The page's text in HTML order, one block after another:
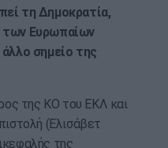
τη Δημοκρατία,
Ευρωπαίων
σημείο της
της ΚΟ του ΕΚΛ και
(Ελισάβετ
της